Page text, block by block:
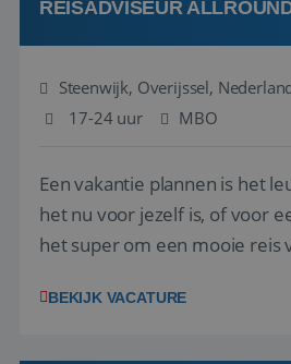
REISADVISEUR
Steenwijk, Overijssel,
17-24 uur
MBO
Een vakantie plannen is het
het nu voor jezelf is, of voor
het super om een mooie reis
vakantiegangers de meest
BEKIJK VACATURE